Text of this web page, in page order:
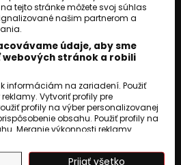
tejto stránke môžete svoj súhlas
našim partnerom a
údaje, aby sme
stránok a robili
informáciám na zariadení. Použiť
Vytvoriť profily pre
profily na výber personalizovanej
obsahu. Použiť profily na
Meranie výkonnosti reklamy.
z rôznych zdrojov. Vývoj a
obmedzených údajov na výber
Prijať všetko